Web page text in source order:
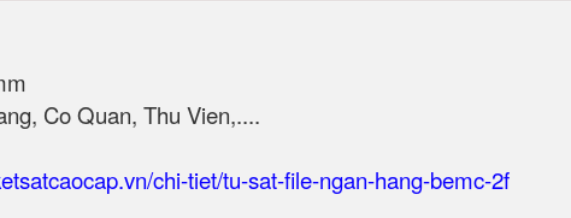
Co Quan, Thu Vien,....
chi-tiet/tu-sat-file-ngan-hang-bemc-2f